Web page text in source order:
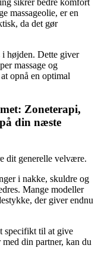
massageolie, er en
da det gør
i højden. Dette giver
massage og
opnå en optimal
Zoneterapi,
din næste
dit generelle velvære.
i nakke, skuldre og
Mange modeller
der giver endnu
specifikt til at give
din partner, kan du